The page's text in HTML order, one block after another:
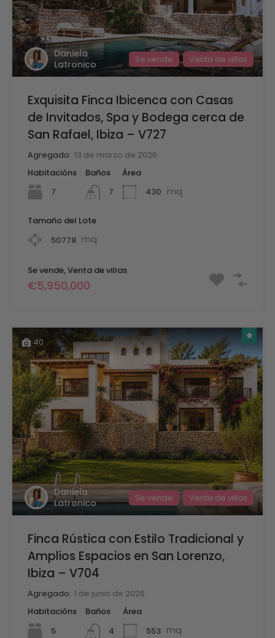
Daniela
Latronico
Se vende Venta de villas
Exquisita Finca Ibicenca con Casas
de Invitados, Spa y Bodega cerca de
San Rafael, Ibiza – V727
Agregado: 13 de marzo de 2026
Habitacións
7
Baños
7
Área
430 mq
Tamaño del Lote
50778 mq
Se vende, Venta de villas
€5,950,000
40
Daniela
Latronico
Se vende Venta de villas
Finca Rústica con Estilo Tradicional y
Amplios Espacios en San Lorenzo,
Ibiza – V704
Agregado: 1 de junio de 2026
Habitacións
5
Baños
4
Área
553 mq